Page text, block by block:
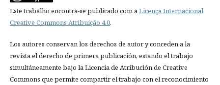
Este trabalho encontra-se publicado com a Licença Internacional
Creative Commons Atribuição 4.0.
Los autores conservan los derechos de autor y conceden a la
revista el derecho de primera publicación, estando el trabajo
simultáneamente bajo la Licencia de Atribución de Creative
Commons que permite compartir el trabajo con el reconocimiento